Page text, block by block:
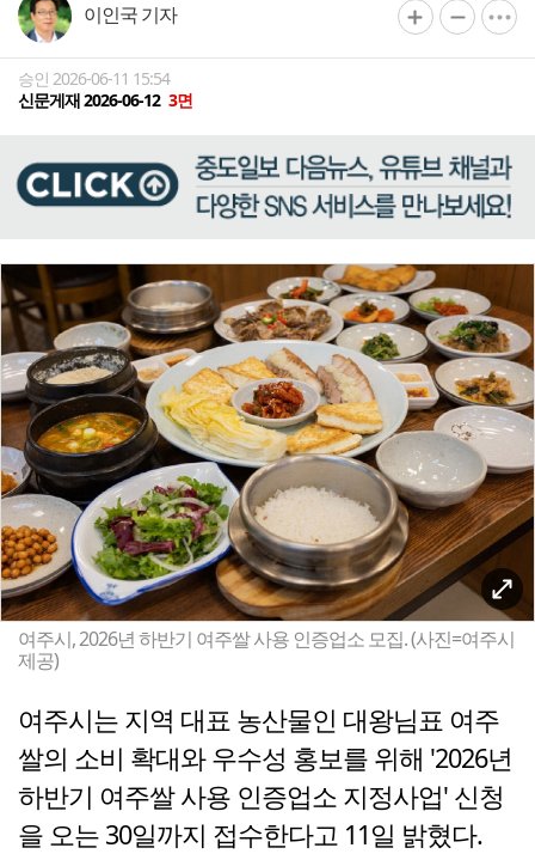
이인국 기자
승인 2026-06-11 15:54
신문게재 2026-06-12 3면
여주시, 2026년 하반기 여주쌀 사용 인증업소 모집. (사진=여주시
제공)
여주시는 지역 대표 농산물인 대왕님표 여주
쌀의 소비 확대와 우수성 홍보를 위해 '2026년
하반기 여주쌀 사용 인증업소 지정사업' 신청
을 오는 30일까지 접수한다고 11일 밝혔다.